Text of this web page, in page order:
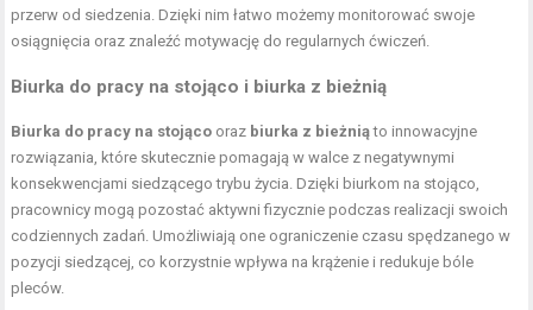
przerw od siedzenia. Dzięki nim łatwo możemy monitorować swoje
osiągnięcia oraz znaleźć motywację do regularnych ćwiczeń.
Biurka do pracy na stojąco i biurka z bieżnią
Biurka do pracy na stojąco oraz biurka z bieżniąto innowacyjne
rozwiązania, które skutecznie pomagają w walce z negatywnymi
konsekwencjami siedzącego trybu życia. Dzięki biurkom na stojąco,
pracownicy mogą pozostać aktywni fizycznie podczas realizacji swoich
codziennych zadań. Umożliwiają one ograniczenie czasu spędzanego w
pozycji siedzącej, co korzystnie wpływa na krążenie i redukuje bóle
pleców.